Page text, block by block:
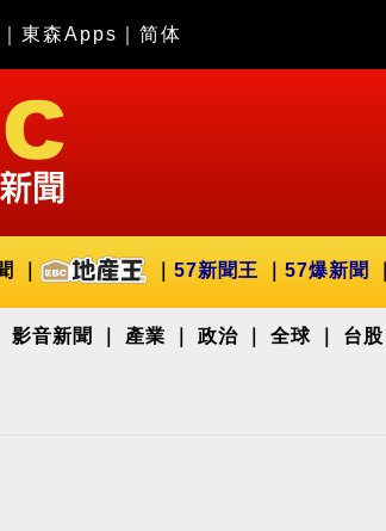
東森Apps 简体
57新聞王 57爆新聞
影音新聞 產業 政治 全球 台股